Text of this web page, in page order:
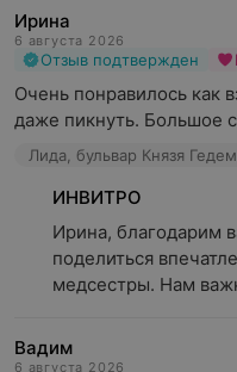
Ирина
6 августа 2026
Отзыв подтвержден
Очень понравилось как
даже пикнуть. Большое
Лида, бульвар Князя
ИНВИТРО
Ирина, благодарим
поделиться
медсестры. Нам
Вадим
6 августа 2026